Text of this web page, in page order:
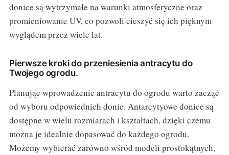
donice są wytrzymałe na warunki atmosferyczne oraz
promieniowanie UV, co pozwoli cieszyć się ich pięknym
wyglądem przez wiele lat.
Pierwsze kroki do przeniesienia antracytu do
Twojego ogrodu.
Planując wprowadzenie antracytu do ogrodu warto zacząć
od wyboru odpowiednich donic. Antarcytyowe donice są
dostępne w wielu rozmiarach i kształtach, dzięki czemu
można je idealnie dopasować do każdego ogrodu.
Możemy wybierać zarówno wśród modeli prostokątnych,